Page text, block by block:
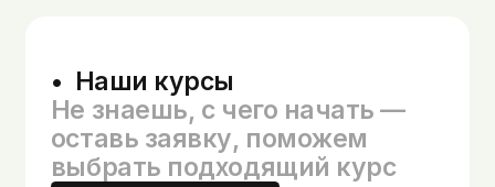
•  Наши курсы
Не знаешь, с чего начать —
оставь заявку, поможем
выбрать подходящий курс